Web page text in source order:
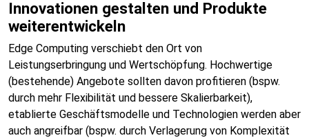
Innovationen gestalten und Produkte
weiterentwickeln
Edge Computing verschiebt den Ort von
Leistungserbringung und Wertschöpfung. Hochwertige
(bestehende) Angebote sollten davon profitieren (bspw.
durch mehr Flexibilität und bessere Skalierbarkeit),
etablierte Geschäftsmodelle und Technologien werden aber
auch angreifbar (bspw. durch Verlagerung von Komplexität